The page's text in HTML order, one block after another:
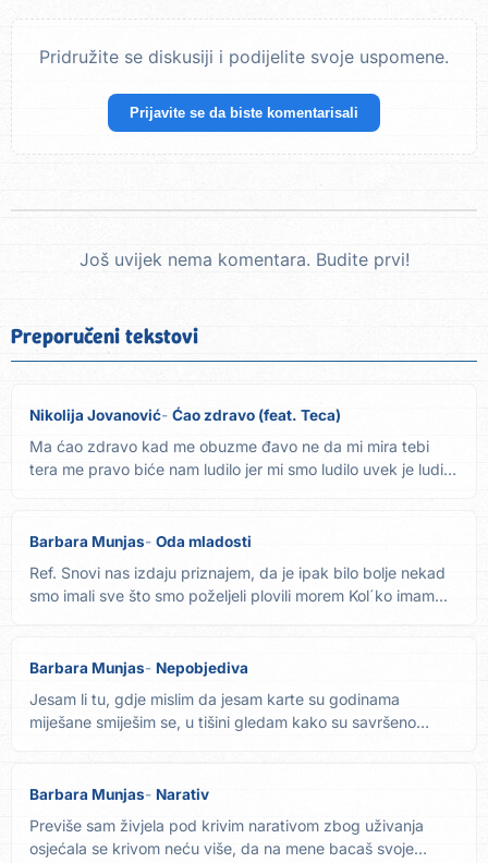
Pridružite se diskusiji i podijelite svoje uspomene.
Prijavite se da biste komentarisali
Još uvijek nema komentara. Budite prvi!
Preporučeni tekstovi
Nikolija Jovanović Ćao zdravo (feat. Teca)
Ma ćao zdravo kad me obuzme đavo ne da mi mira tebi
tera me pravo biće nam ludilo jer mi smo ludilo uvek je ludilo
Barbara Munjas Oda mladosti
Ref. Snovi nas izdaju priznajem, da je ipak bilo bolje nekad
smo imali sve što smo poželjeli plovili morem Kol´ko imam...
Barbara Munjas Nepobjediva
Jesam li tu, gdje mislim da jesam karte su godinama
miješane smiješim se, u tišini gledam kako su savršeno
Barbara Munjas Narativ
Previše sam živjela pod krivim narativom zbog uživanja
osjećala se krivom neću više, da na mene bacaš svoje